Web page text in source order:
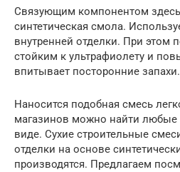
Связующим компонентом
синтетическая смола.
внутренней отделки. При этом
стойким к ультрафиолету и
впитывает посторонние запахи.
Наносится подобная смесь
магазинов можно найти любые
виде. Сухие строительные
отделки на основе
производятся. Предлагаем